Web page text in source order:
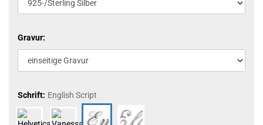
Gravur:
Schrift: English Script